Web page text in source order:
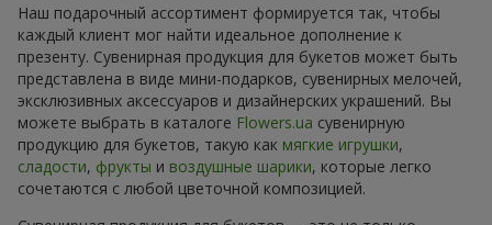
Наш подарочный ассортимент формируется так, чтобы
каждый клиент мог найти идеальное дополнение к
презенту. Сувенирная продукция для букетов может быть
представлена в виде мини-подарков, сувенирных мелочей,
эксклюзивных аксессуаров и дизайнерских украшений. Вы
можете выбрать в каталоге Flowers.ua сувенирную
продукцию для букетов, такую как мягкие игрушки,
сладости, фрукты и воздушные шарики, которые легко
сочетаются с любой цветочной композицией.